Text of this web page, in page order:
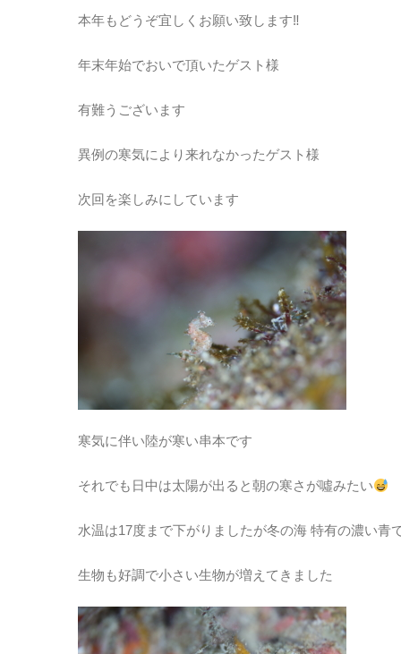
本年もどうぞ宜しくお願い致します‼
年末年始でおいで頂いたゲスト様
有難うございます
異例の寒気により来れなかったゲスト様
次回を楽しみにしています
寒気に伴い陸が寒い串本です
それでも日中は太陽が出ると朝の寒さが噓みたい
水温は17度まで下がりましたが冬の海 特有の濃い青
生物も好調で小さい生物が増えてきました